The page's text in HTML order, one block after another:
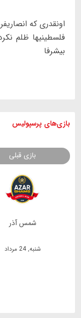
اونقدری که
فلسطینیها ظلم
بیشرفا
بازی های پرسپولیس
بازی قبلی
شمس آذر
شنبه, 24 مرداد